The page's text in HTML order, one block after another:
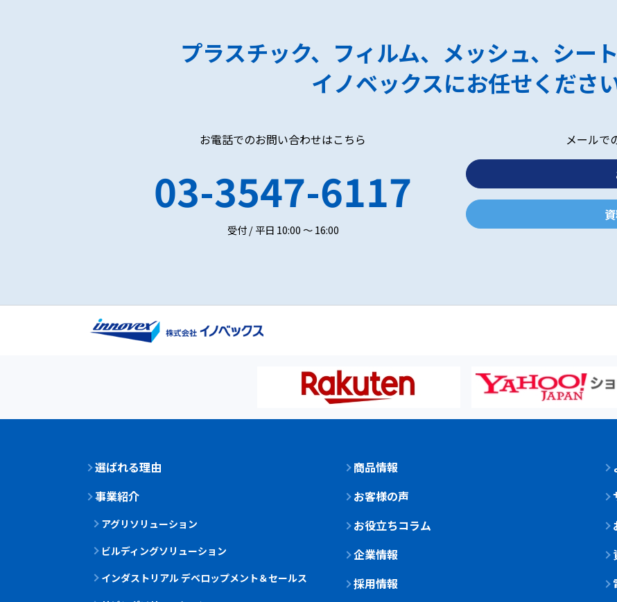
プラスチック、フィルム、メッシュ、シー
イノベックスにお任せくださ
お電話でのお問い合わせはこちら
03-3547-6117
受付 / 平日 10:00 ～ 16:00
メールで
選ばれる理由
事業紹介
アグリソリューション
ビルディングソリューション
インダストリアル デベロップメント＆セールス
商品情報
お客様の声
お役立ちコラム
企業情報
採用情報